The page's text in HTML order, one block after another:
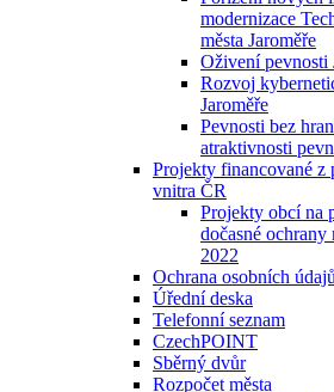
modernizace
města Jaroměře
Oživení pevnosti
Rozvoj
Jaroměře
Pevnosti bez
atraktivnosti
Projekty financované z
vnitra ČR
Projekty obcí na
dočasné
2022
Ochrana osobních
Úřední deska
Telefonní seznam
CzechPOINT
Sběrný dvůr
Rozpočet města